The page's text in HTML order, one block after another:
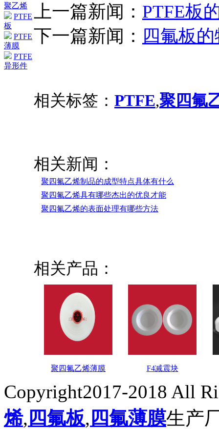
聚乙烯
PTFE
板
PTFE
薄膜
PTFE
异形件
上一篇新闻： PTFE板
下一篇新闻： 四氟板
相关标签： PTFE,聚四氟
相关新闻：
聚四氟乙烯制品的成型特点具体有什么
聚四氟乙烯具有哪些杰出的优良才能
聚四氟乙烯的表面处理有哪些方法
相关产品：
聚四氟乙烯薄膜 F4减震块
Copyright2017-2018 All
烯, 四氟板, 四氟薄膜生产